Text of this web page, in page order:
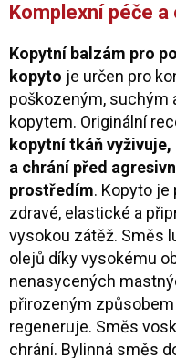
Komplexní péče a
Kopytní balzám pro
kopyto je určen pro
poškozeným, suchým
kopytem. Originální
kopytní tkáň
a chrání před
prostředím. Kopyto je
zdravé, elastické a
vysokou zátěž. Směs
olejů díky vysokému
nenasycených
přirozeným
regeneruje. Směs
chrání. Bylinná směs